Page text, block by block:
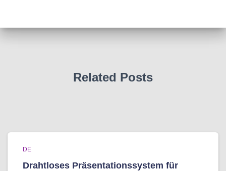
Related Posts
DE
Drahtloses Präsentationssystem für